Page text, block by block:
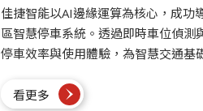
佳捷智能以AI邊緣運算為核心，成功
區智慧停車系統。透過即時車位偵測
停車效率與使用體驗，為智慧交通基
看更多